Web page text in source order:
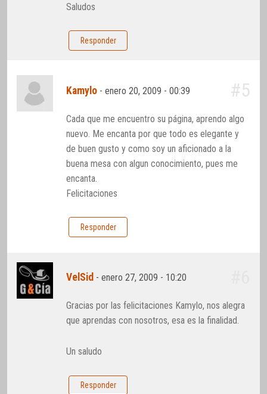
Saludos
Responder
Kamylo -enero 20, 2009 - 00:39 #5
Cada que me encuentro su página, aprendo algo
nuevo. Me encanta por que todo es elegante y
de buen gusto y como soy un aficionado a la
buena mesa con algun conocimiento, pues me
encanta.
Felicitaciones
Responder
VelSid -enero 27, 2009 - 10:20
Gracias por las felicitaciones Kamylo, nos alegra
que aprendas con nosotros, esa es la finalidad.
Un saludo
Responder